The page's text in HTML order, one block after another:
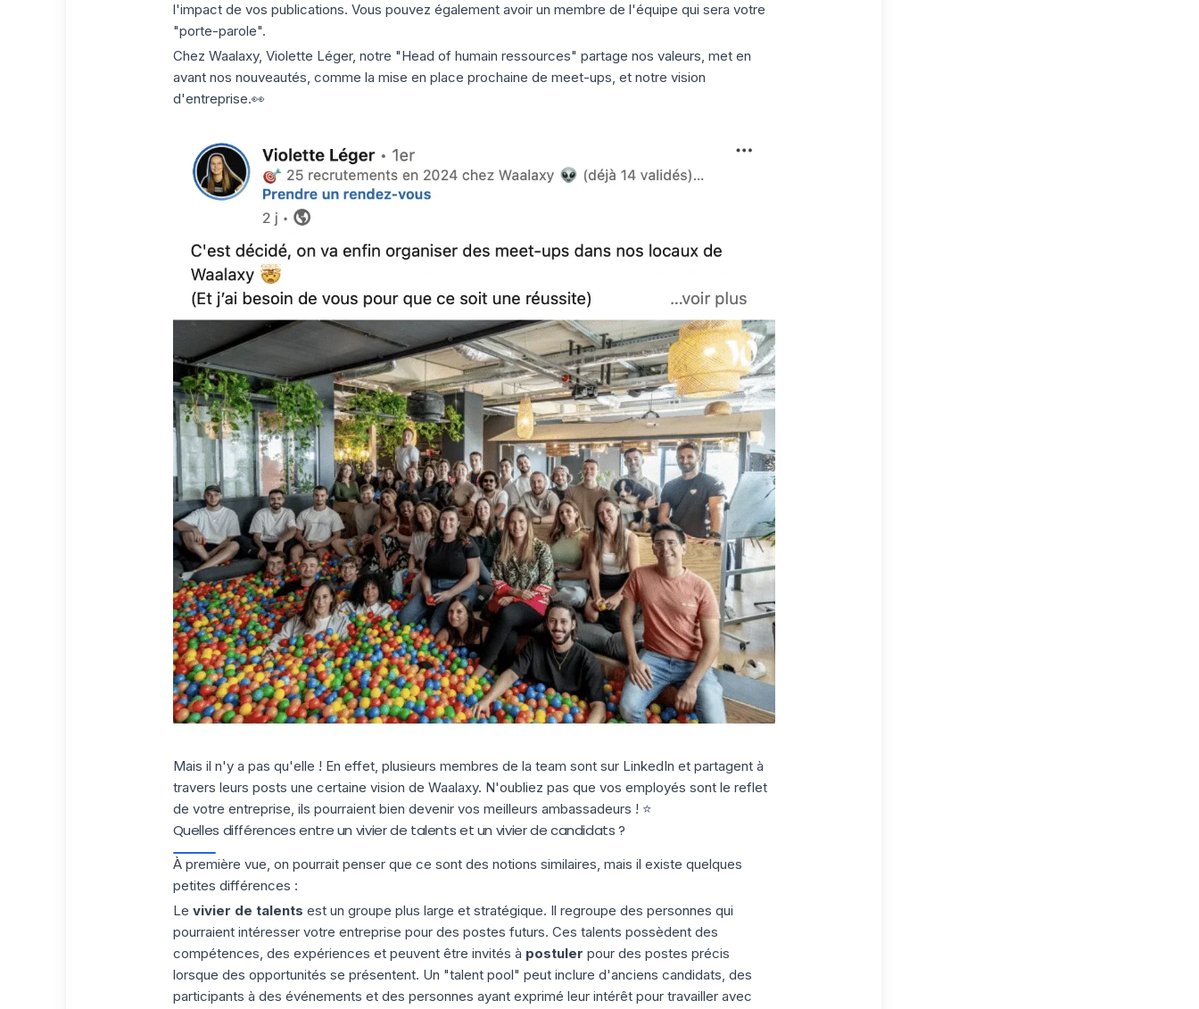
l'impact de vos publications. Vous pouvez également avoir un membre de l'équipe qui sera votre
"porte-parole".
Chez Waalaxy, Violette Léger, notre "Head of humain ressources" partage nos valeurs, met en
avant nos nouveautés, comme la mise en place prochaine de meet-ups, et notre vision
d'entreprise.👀
Mais il n'y a pas qu'elle ! En effet, plusieurs membres de la team sont sur LinkedIn et partagent à
travers leurs posts une certaine vision de Waalaxy. N'oubliez pas que vos employés sont le reflet
de votre entreprise, ils pourraient bien devenir vos meilleurs ambassadeurs ! ⭐️
Quelles différences entre un vivier de talents et un vivier de candidats ?
À première vue, on pourrait penser que ce sont des notions similaires, mais il existe quelques
petites différences :
Le vivier de talents est un groupe plus large et stratégique. Il regroupe des personnes qui
pourraient intéresser votre entreprise pour des postes futurs. Ces talents possèdent des
compétences, des expériences et peuvent être invités à postuler pour des postes précis
lorsque des opportunités se présentent. Un "talent pool" peut inclure d'anciens candidats, des
participants à des événements et des personnes ayant exprimé leur intérêt pour travailler avec